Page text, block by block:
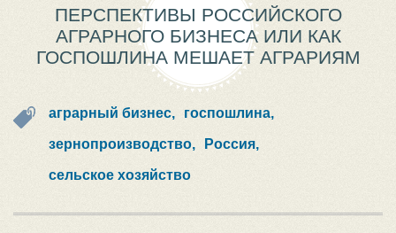
ПЕРСПЕКТИВЫ РОССИЙСКОГО
АГРАРНОГО БИЗНЕСА ИЛИ КАК
ГОСПОШЛИНА МЕШАЕТ АГРАРИЯМ
аграрный бизнес, госпошлина,
зернопроизводство, Россия,
сельское хозяйство